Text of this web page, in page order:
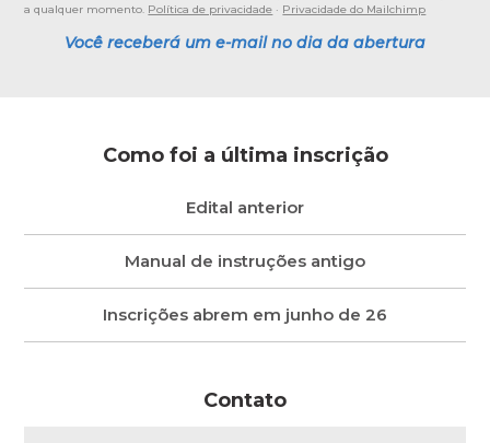
a qualquer momento. Política de privacidade · Privacidade do Mailchimp
Você receberá um e-mail no dia da abertura
Como foi a última inscrição
Edital anterior
Manual de instruções antigo
Inscrições abrem em junho de 26
Contato